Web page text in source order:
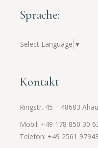
Sprache:
Select Language ▼
Kontakt
Ringstr. 45 – 48683
Mobil: +49 178 850 30
Telefon: +49 2561